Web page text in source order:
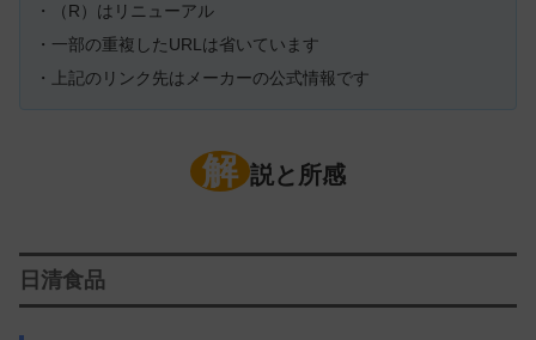
・（R）はリニューアル
・一部の重複したURLは省いています
・上記のリンク先はメーカーの公式情報です
解 説と所感
日清食品